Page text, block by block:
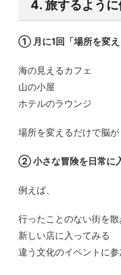
4. 旅するよう
① 月に1回「場所を変え
海の見えるカフェ
山の小屋
ホテルのラウンジ
場所を変えるだけで脳が
② 小さな冒険を日常に
例えば、
行ったことのない街を散
新しい店に入ってみる
違う文化のイベントに参